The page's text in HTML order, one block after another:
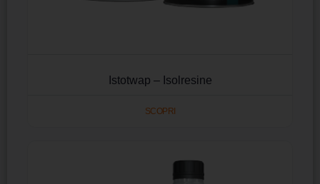
Istotwap – Isolresine
SCOPRI